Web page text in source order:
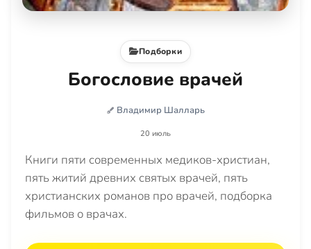
Подборки
Богословие врачей
Владимир Шалларь
20 июль
Книги пяти современных медиков-христиан,
пять житий древних святых врачей, пять
христианских романов про врачей, подборка
фильмов о врачах.